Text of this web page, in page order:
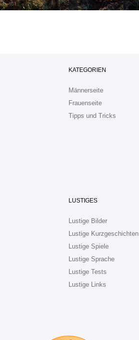
KATEGORIEN
Männerseite
Frauenseite
Tipps und Tricks
LUSTIGES
Lustige Bilder
Lustige Kurzgeschichten
Lustige Spiele
Lustige Sprache
Lustige Tests
Lustige Links